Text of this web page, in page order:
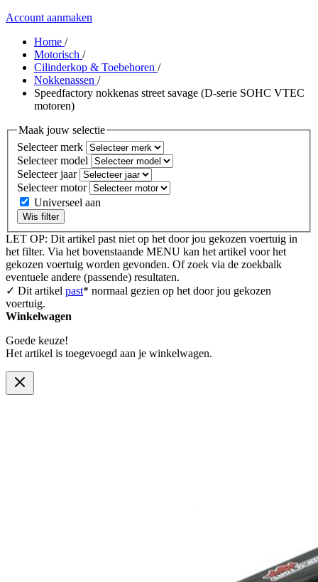
Account aanmaken
Home /
Motorisch /
Cilinderkop & Toebehoren /
Nokkenassen /
Speedfactory nokkenas street savage (D-serie SOHC VTEC
motoren)
Maak jouw selectie
Selecteer merk
Selecteer model
Selecteer jaar
Selecteer motor
Universeel aan
Wis filter
LET OP: Dit artikel past niet op het door jou gekozen voertuig in
het filter. Via het bovenstaande MENU kan het artikel voor het
gekozen voertuig worden gevonden. Of zoek via de zoekbalk
eventuele andere (passende) resultaten.
✓ Dit artikel past* normaal gezien op het door jou gekozen
voertuig.
Winkelwagen
Goede keuze!
Het artikel is toegevoegd aan je winkelwagen.